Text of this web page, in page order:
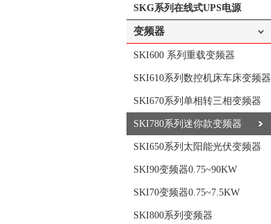
SKG系列在线式UPS电源
变频器
SKI600 系列重载变频器
SKI610系列数控机床车床变频器
SKI670系列单相转三相变频器
SKI780系列迷你款变频器
SKI650系列太阳能光伏变频器
SKI90变频器0.75~90KW
SKI70变频器0.75~7.5KW
SKI800系列变频器